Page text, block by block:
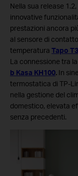
Nella sua release
innovative
prestazioni ancora
al sensore di contatto
temperatura Tapo
La connessione tra
b Kasa KH100. In
termostatica di TP-
nella gestione del
domestico, elevata
senza precedenti.